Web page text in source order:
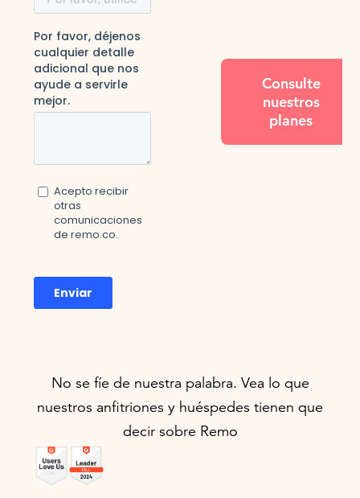
Consulte
nuestros
planes
No se fíe de nuestra palabra. Vea lo que
nuestros anfitriones y huéspedes tienen que
decir sobre Remo